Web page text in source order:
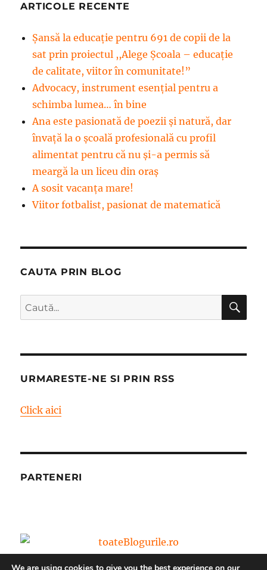
ARTICOLE RECENTE
Șansă la educație pentru 691 de copii de la
sat prin proiectul ,,Alege Școala – educație
de calitate, viitor în comunitate!”
Advocacy, instrument esenţial pentru a
schimba lumea… în bine
Ana este pasionată de poezii și natură, dar
învață la o școală profesională cu profil
alimentat pentru că nu și-a permis să
meargă la un liceu din oraș
A sosit vacanța mare!
Viitor fotbalist, pasionat de matematică
CAUTA PRIN BLOG
Caută
după:
URMARESTE-NE SI PRIN RSS
Click aici
PARTENERI